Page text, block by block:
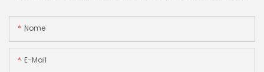
Nome
E-Mail